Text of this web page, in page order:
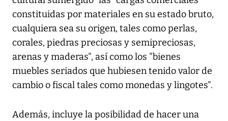
constituidas por materiales en su estado bruto,
cualquiera sea su origen, tales como perlas,
corales, piedras preciosas y semipreciosas,
arenas y maderas", así como los "bienes
muebles seriados que hubiesen tenido valor de
cambio o fiscal tales como monedas y lingotes".
Además, incluye la posibilidad de hacer una